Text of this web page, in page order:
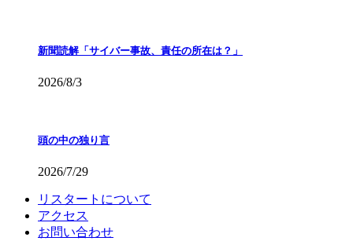
新聞読解「サイバー事故、責任の所在は？」
2026/8/3
頭の中の独り言
2026/7/29
リスタートについて
アクセス
お問い合わせ